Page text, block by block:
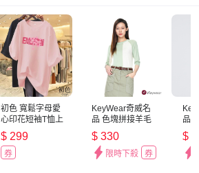
初色 寬鬆字母愛
心印花短袖T恤上
衣-共6
色-33133(M-2XL
可選)
$ 299
券
KeyWear奇威名
品 色塊拼接羊毛
七分袖針織上衣-
淺綠色
$ 330
限時下殺 券
品
拼
色
$